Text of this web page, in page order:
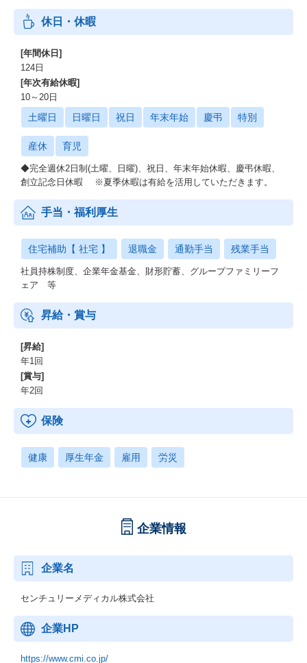
休日・休暇
[年間休日]
124日
[年次有給休暇]
10～20日
土曜日 日曜日 祝日 年末年始 慶弔 特別
産休 育児
◆完全週休2日制(土曜、日曜)、祝日、年末年始休暇、慶弔休暇、
創立記念日休暇 ※夏季休暇は有給を活用していただきます。
手当・福利厚生
住宅補助【 社宅 】 退職金 通勤手当 残業手当
社員持株制度、企業年金基金、財形貯蓄、グループファミリーフ
ェア 等
昇給・賞与
[昇給]
年1回
[賞与]
年2回
保険
健康 厚生年金 雇用 労災
企業情報
企業名
センチュリーメディカル株式会社
企業HP
https://www.cmi.co.jp/